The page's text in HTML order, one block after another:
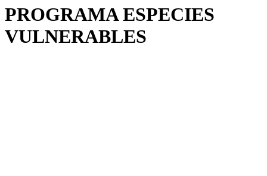
PROGRAMA ESPECIES
VULNERABLES